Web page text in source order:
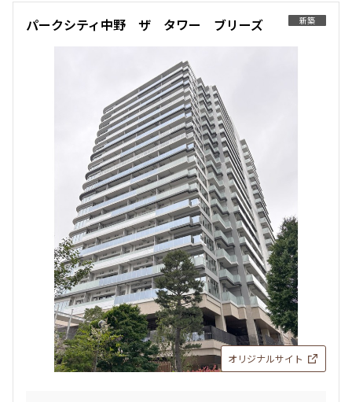
新築
パークシティ中野 ザ タワー ブリーズ
オリジナルサイト